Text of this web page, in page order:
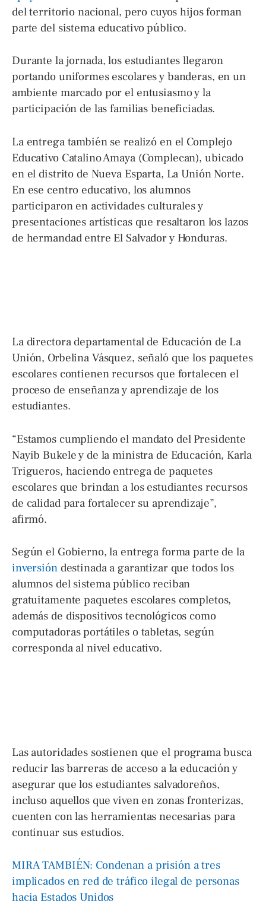
del territorio nacional, pero cuyos hijos forman
parte del sistema educativo público.
Durante la jornada, los estudiantes llegaron
portando uniformes escolares y banderas, en un
ambiente marcado por el entusiasmo y la
participación de las familias beneficiadas.
La entrega también se realizó en el Complejo
Educativo Catalino Amaya (Complecan), ubicado
en el distrito de Nueva Esparta, La Unión Norte.
En ese centro educativo, los alumnos
participaron en actividades culturales y
presentaciones artísticas que resaltaron los lazos
de hermandad entre El Salvador y Honduras.
La directora departamental de Educación de La
Unión, Orbelina Vásquez, señaló que los paquetes
escolares contienen recursos que fortalecen el
proceso de enseñanza y aprendizaje de los
estudiantes.
“Estamos cumpliendo el mandato del Presidente
Nayib Bukele y de la ministra de Educación, Karla
Trigueros, haciendo entrega de paquetes
escolares que brindan a los estudiantes recursos
de calidad para fortalecer su aprendizaje”,
afirmó.
Según el Gobierno, la entrega forma parte de la
inversión destinada a garantizar que todos los
alumnos del sistema público reciban
gratuitamente paquetes escolares completos,
además de dispositivos tecnológicos como
computadoras portátiles o tabletas, según
corresponda al nivel educativo.
Las autoridades sostienen que el programa busca
reducir las barreras de acceso a la educación y
asegurar que los estudiantes salvadoreños,
incluso aquellos que viven en zonas fronterizas,
cuenten con las herramientas necesarias para
continuar sus estudios.
MIRA TAMBIÉN: Condenan a prisión a tres
implicados en red de tráfico ilegal de personas
hacia Estados Unidos